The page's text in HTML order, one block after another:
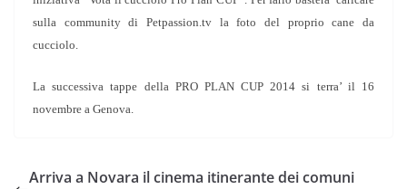
sulla community di Petpassion.tv la foto del proprio cane da
cucciolo.
La successiva tappe della PRO PLAN CUP 2014 si terra’ il 16
novembre a Genova.
Arriva a Novara il cinema itinerante dei comuni